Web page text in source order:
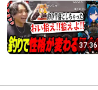
37:36